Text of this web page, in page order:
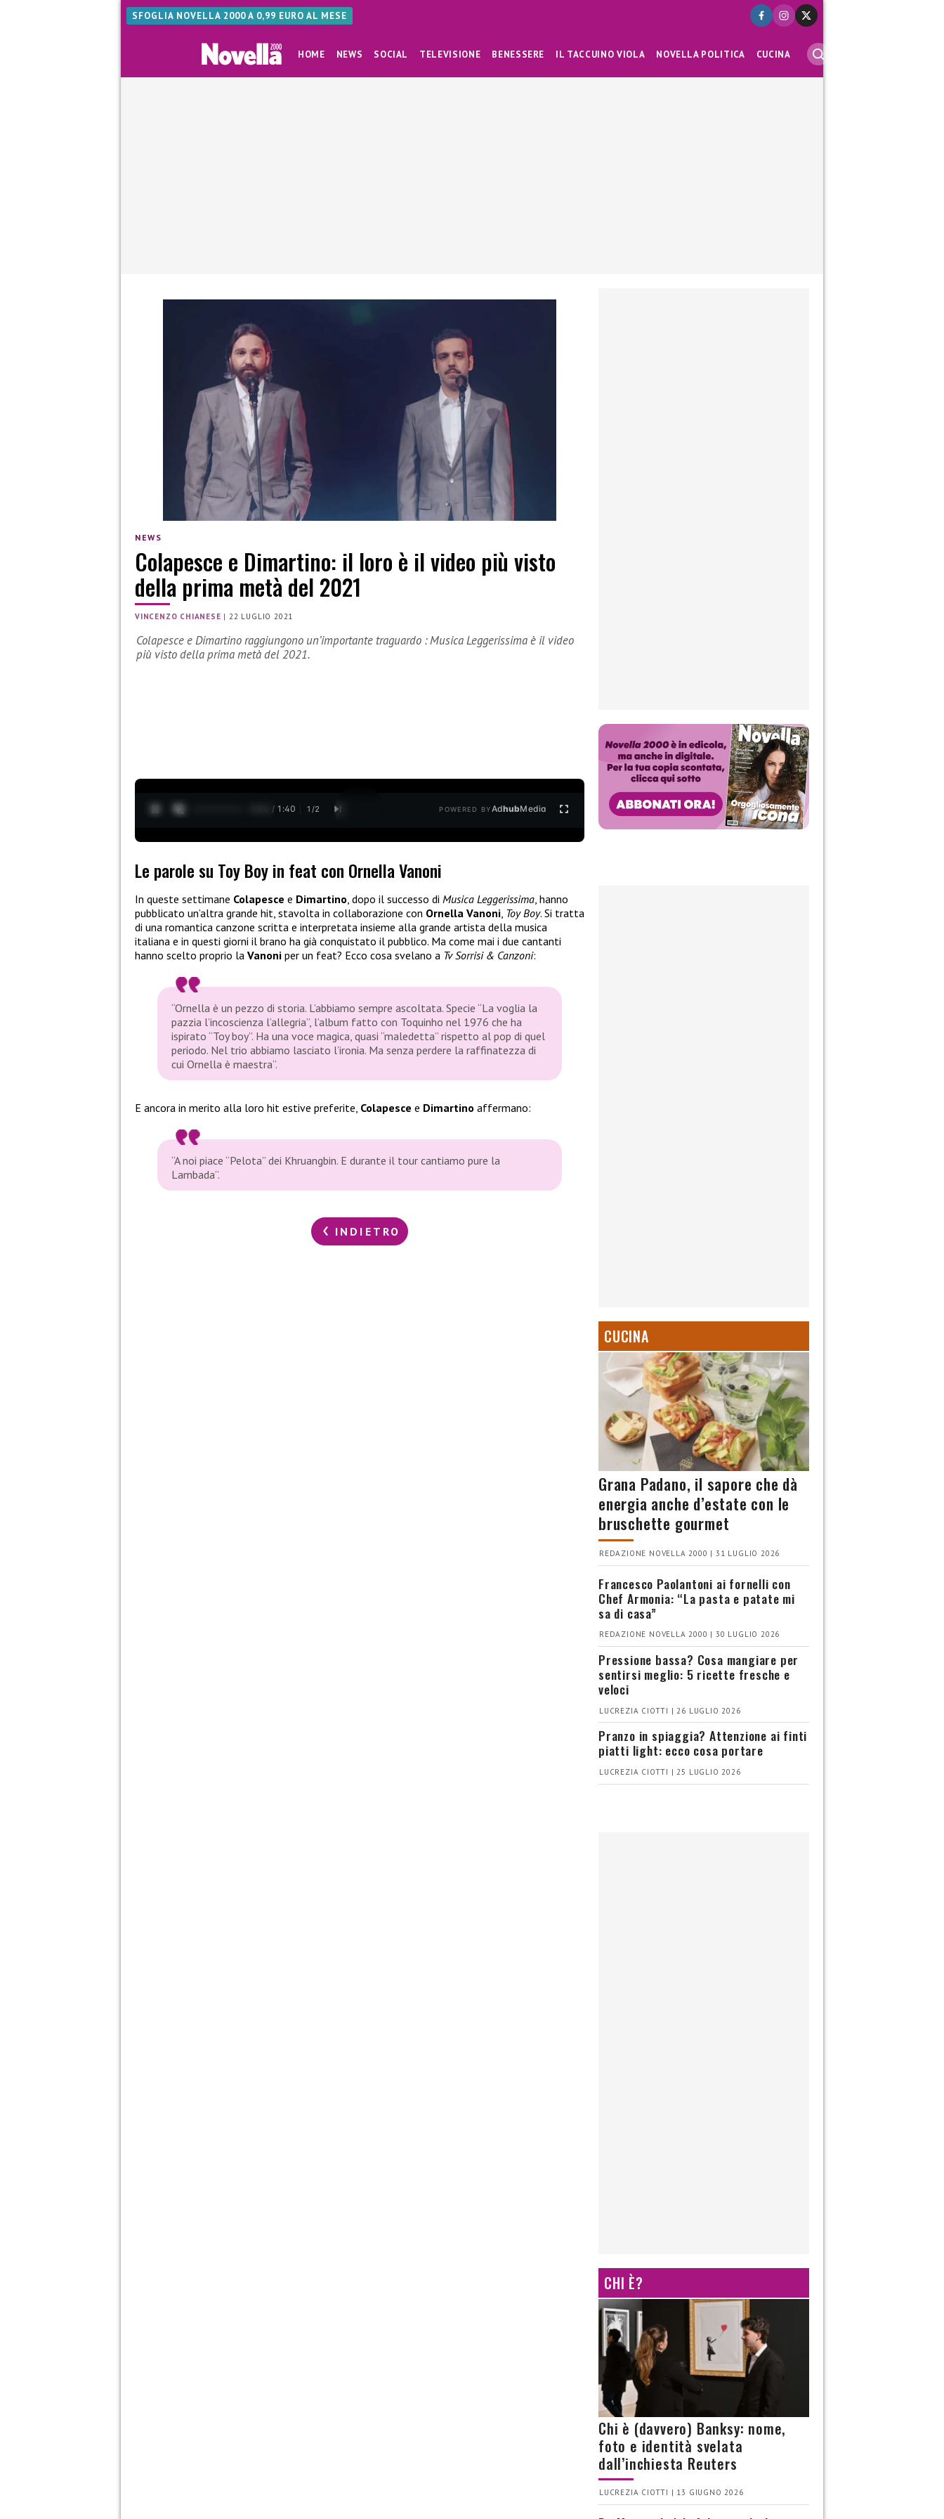
SFOGLIA NOVELLA 2000 A 0,99 EURO AL MESE
HOME NEWS SOCIAL TELEVISIONE BENESSERE IL TACCUINO VIOLA NOVELLA POLITICA CUCINA
NEWS
Colapesce e Dimartino: il loro è il video più visto
della prima metà del 2021
VINCENZO CHIANESE |22 LUGLIO 2021
Colapesce e Dimartino raggiungono un’importante traguardo : Musica Leggerissima è il video
più visto della prima metà del 2021.
0:25 / 1:40 1 /2 POWERED BYAdhubMedia
Le parole su Toy Boy in feat con Ornella Vanoni
In queste settimane Colapesce e Dimartino, dopo il successo di Musica Leggerissima, hanno
pubblicato un’altra grande hit, stavolta in collaborazione con Ornella Vanoni, Toy Boy. Si tratta
di una romantica canzone scritta e interpretata insieme alla grande artista della musica
italiana e in questi giorni il brano ha già conquistato il pubblico. Ma come mai i due cantanti
hanno scelto proprio la Vanoni per un feat? Ecco cosa svelano a Tv Sorrisi & Canzoni:
“Ornella è un pezzo di storia. L’abbiamo sempre ascoltata. Specie “La voglia la
pazzia l’incoscienza l’allegria”, l’album fatto con Toquinho nel 1976 che ha
ispirato “Toy boy”. Ha una voce magica, quasi “maledetta” rispetto al pop di quel
periodo. Nel trio abbiamo lasciato l’ironia. Ma senza perdere la raffinatezza di
cui Ornella è maestra”.
E ancora in merito alla loro hit estive preferite, Colapesce e Dimartino affermano:
“A noi piace “Pelota” dei Khruangbin. E durante il tour cantiamo pure la
Lambada”.
INDIETRO
CUCINA
Grana Padano, il sapore che dà
energia anche d’estate con le
bruschette gourmet
REDAZIONE NOVELLA 2000 | 31 LUGLIO 2026
Francesco Paolantoni ai fornelli con
Chef Armonia: “La pasta e patate mi
sa di casa”
REDAZIONE NOVELLA 2000 | 30 LUGLIO 2026
Pressione bassa? Cosa mangiare per
sentirsi meglio: 5 ricette fresche e
veloci
LUCREZIA CIOTTI | 26 LUGLIO 2026
Pranzo in spiaggia? Attenzione ai finti
piatti light: ecco cosa portare
LUCREZIA CIOTTI | 25 LUGLIO 2026
CHI È?
Chi è (davvero) Banksy: nome,
foto e identità svelata
dall’inchiesta Reuters
LUCREZIA CIOTTI | 13 GIUGNO 2026